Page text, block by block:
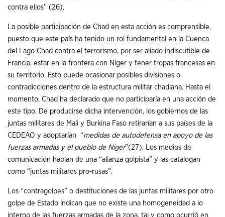
contra ellos” (26).
La posible participación de Chad en esta acción es comprensible,
puesto que este país ha tenido un rol fundamental en la Cuenca
del Lago Chad contra el terrorismo, por ser aliado indiscutible de
Francia, estar en la frontera con Níger y tener tropas francesas en
su territorio. Esto puede ocasionar posibles divisiones o
contradicciones dentro de la estructura militar chadiana. Hasta el
momento, Chad ha declarado que no participaría en una acción de
este tipo. De producirse dicha intervención, los gobiernos de las
juntas militares de Mali y Burkina Faso retirarían a sus países de la
CEDEAO y adoptarían “medidas de autodefensa en apoyo de las
fuerzas armadas y el pueblo de Níger”(27). Los medios de
comunicación hablan de una “alianza golpista” y las catalogan
como “juntas militares pro-rusas”.
Los “contragolpes” o destituciones de las juntas militares por otro
golpe de Estado indican que no existe una homogeneidad a lo
interno de las fuerzas armadas de la zona, tal y como ocurrió en